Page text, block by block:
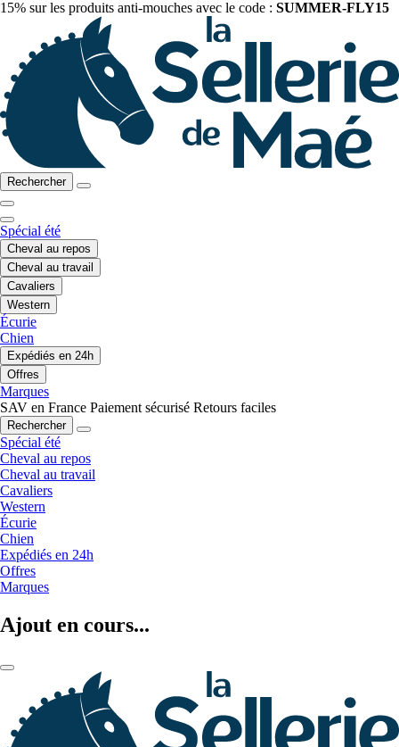
15% sur les produits anti-mouches avec le code : SUMMER-FLY15
Rechercher
Spécial été
Cheval au repos
Cheval au travail
Cavaliers
Western
Écurie
Chien
Expédiés en 24h
Offres
Marques
SAV en France Paiement sécurisé Retours faciles
Rechercher
Spécial été
Cheval au repos
Cheval au travail
Cavaliers
Western
Écurie
Chien
Expédiés en 24h
Offres
Marques
Ajout en cours...